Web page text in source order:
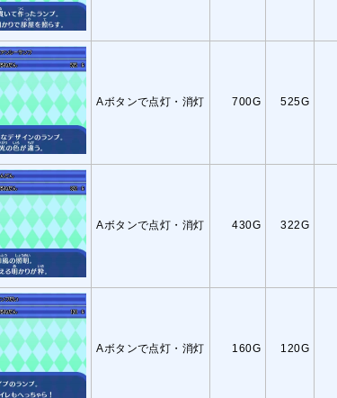
Aボタンで点灯・消灯 700G 525G
Aボタンで点灯・消灯 430G 322G
Aボタンで点灯・消灯 160G 120G